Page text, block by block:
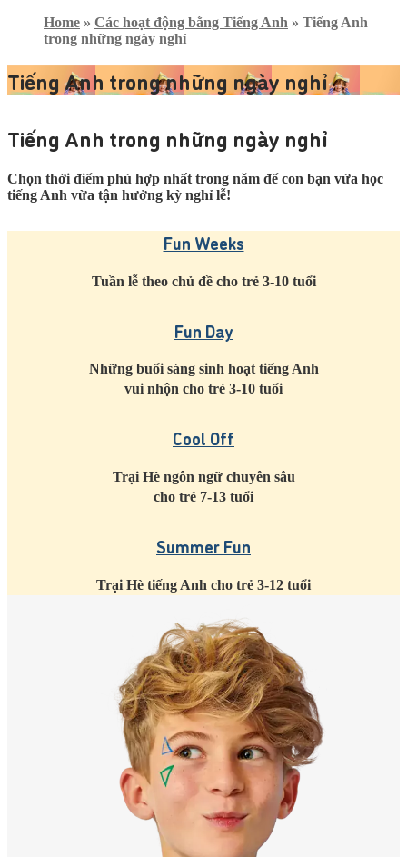
Home » Các hoạt động bằng Tiếng Anh » Tiếng Anh
trong những ngày nghỉ
Tiếng Anh trong những ngày nghỉ
Tiếng Anh trong những ngày nghỉ
Chọn thời điểm phù hợp nhất trong năm để con bạn vừa học
tiếng Anh vừa tận hưởng kỳ nghỉ lễ!
Fun Weeks
Tuần lễ theo chủ đề cho trẻ 3-10 tuổi
Fun Day
Những buổi sáng sinh hoạt tiếng Anh
vui nhộn cho trẻ 3-10 tuổi
Cool Off
Trại Hè ngôn ngữ chuyên sâu
cho trẻ 7-13 tuổi
Summer Fun
Trại Hè tiếng Anh cho trẻ 3-12 tuổi